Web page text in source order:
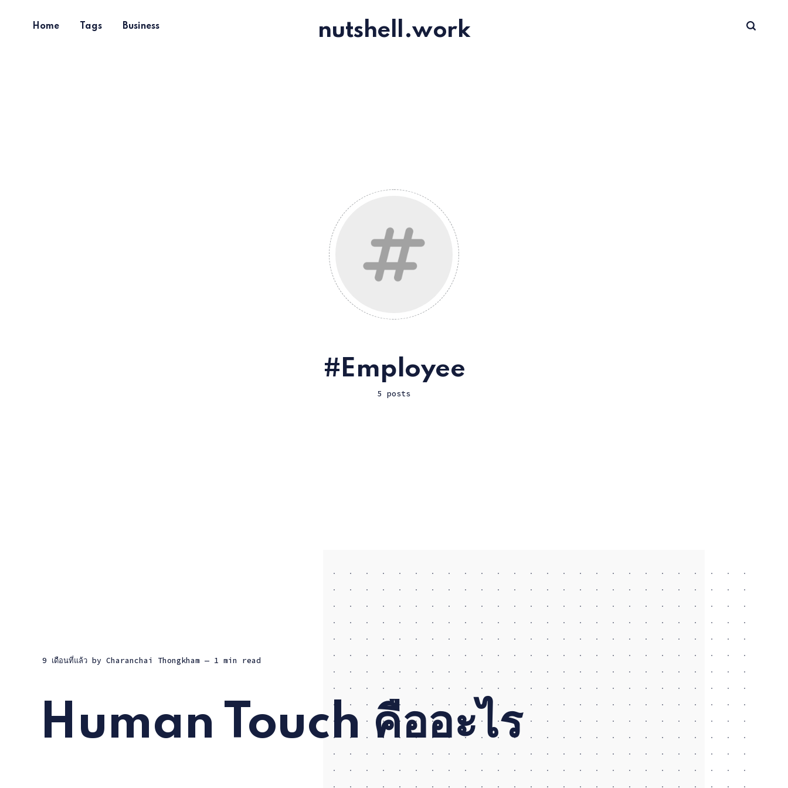
nutshell.work
Home Tags Business
Employee
5 posts
9 เดือนที่แล้ว by Charanchai Thongkham — 1 min read
Human Touch คืออะไร